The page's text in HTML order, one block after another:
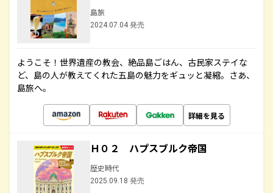
島旅
2024.07.04 発売
ようこそ！世界遺産の教会、絶品島ごはん、古民家ステイな
ど、島の人が教えてくれた五島の魅力をギュッと凝縮。さあ、
島旅へ。
詳細を見る
Ｈ０２ ハプスブルク帝国
歴史時代
2025.09.18 発売